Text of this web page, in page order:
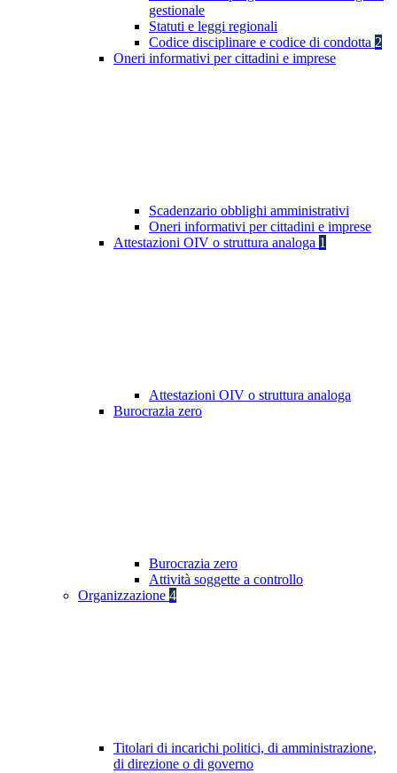
gestionale
Statuti e leggi regionali
Codice disciplinare e codice di condotta 2
Oneri informativi per cittadini e imprese
Scadenzario obblighi amministrativi
Oneri informativi per cittadini e imprese
Attestazioni OIV o struttura analoga 1
Attestazioni OIV o struttura analoga
Burocrazia zero
Burocrazia zero
Attività soggette a controllo
Organizzazione 4
Titolari di incarichi politici, di amministrazione,
di direzione o di governo